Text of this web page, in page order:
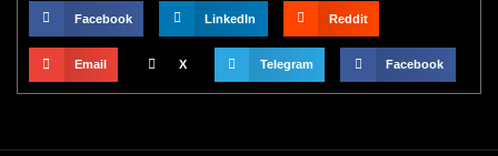
Facebook LinkedIn Reddit
Email X Telegram Facebook